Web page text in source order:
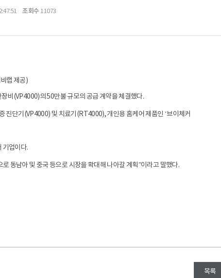
조회수 11073
랩 제공)
비(VP4000)의 50만불 규모의 공급 계약을 체결했다.
진단기(VP4000) 및 치료기(RT4000), 개인용 홈케어 제품인 ‘브이체커
기업이다.
동남아 및 중국 등으로 시장을 확대해 나아갈 계획”이라고 말했다.
목록